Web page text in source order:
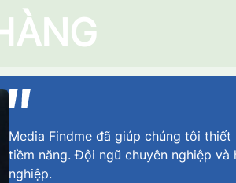
Media Findme đã giúp chúng tôi
tiềm năng. Đội ngũ chuyên nghiệp
nghiệp.